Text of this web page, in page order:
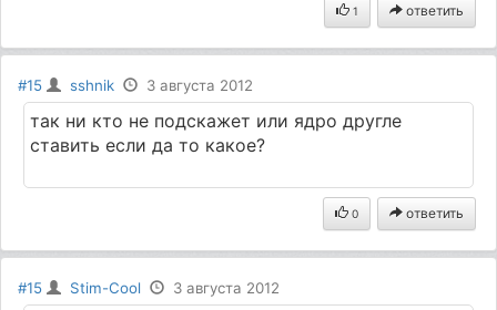
1 ответить
#15 sshnik 3 августа 2012
так ни кто не подскажет или ядро другле
ставить если да то какое?
0 ответить
#15 Stim-Cool 3 августа 2012